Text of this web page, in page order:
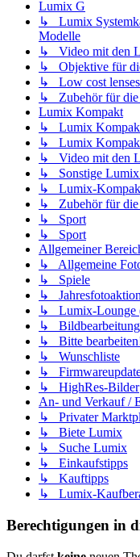
Lumix G
↳ Lumix
Modelle
↳ Video mit den
↳ Objektive für
↳ Low cost
↳ Zubehör für die
Lumix Kompakt
↳ Lumix
↳ Lumix
↳ Video mit den
↳ Sonstige Lumix
↳ Lumix-
↳ Zubehör für die
↳ Sport
↳ Sport
Allgemeiner
↳ Allgemeine
↳ Spiele
↳
↳ Lumix-Lounge
↳ Bildbearbeitung
↳ Bitte
↳ Wunschliste
↳
↳ HighRes-Bilder
An- und Verkauf /
↳ Privater
↳ Biete Lumix
↳ Suche Lumix
↳ Einkaufstipps
↳ Kauftipps
↳ Lumix-
Berechtigungen in